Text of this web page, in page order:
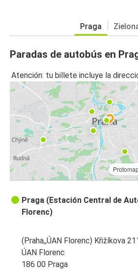
Praga
Paradas de autobús en
Atención: tu billete incluye la
Praga (Estación Central de
Florenc)
(Praha,,ÚAN Florenc) Křižíkova
ÚAN Florenc
186 00 Praga